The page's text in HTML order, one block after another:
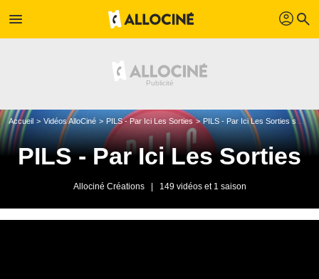
menu profil search
Accueil Vidéos AlloCiné PILS - Par Ici Les Sorties PILS - Par Ici Les Sorties saison 1
PILS - Par Ici Les Sorties
Allociné Créations 149 vidéos et 1 saison